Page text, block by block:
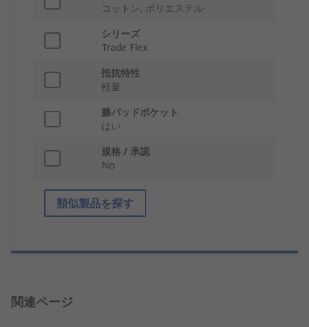
コットン, ポリエステル
シリーズ
Trade Flex
抵抗特性
軽量
膝パッドポケット
はい
規格 / 承認
No
類似製品を探す
関連ページ